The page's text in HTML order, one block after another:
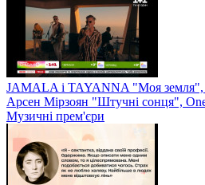
JAMALA і TAYANNA "Моя земля",
Арсен Мірзоян "Штучні сонця",
Музичні прем'єри